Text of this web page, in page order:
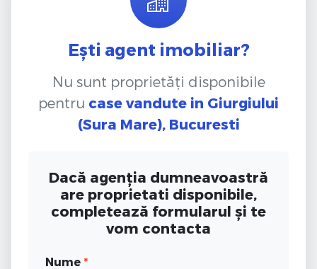
Ești agent imobiliar?
Nu sunt proprietăți disponibile
pentru case vandute in Giurgiului
(Sura Mare), Bucuresti
Dacă agenția dumneavoastră
are proprietati disponibile,
completează formularul și te
vom contacta
Nume *